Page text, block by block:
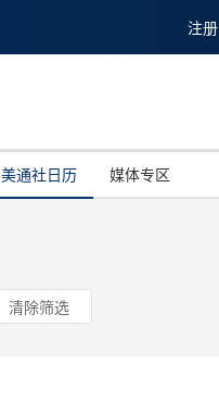
注册
美通社日历 媒体专区
清除筛选